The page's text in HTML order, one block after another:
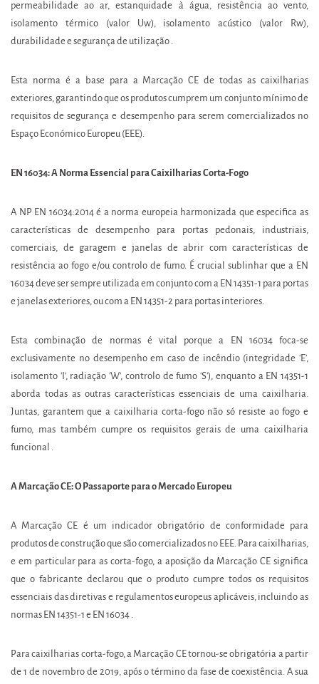
permeabilidade ao ar, estanquidade à água, resistência ao vento,
isolamento térmico (valor Uw), isolamento acústico (valor Rw),
durabilidade e segurança de utilização .
Esta norma é a base para a Marcação CE de todas as caixilharias
exteriores, garantindo que os produtos cumprem um conjunto mínimo de
requisitos de segurança e desempenho para serem comercializados no
Espaço Económico Europeu (EEE).
EN 16034: A Norma Essencial para Caixilharias Corta-Fogo
A NP EN 16034:2014 é a norma europeia harmonizada que especifica as
características de desempenho para portas pedonais, industriais,
comerciais, de garagem e janelas de abrir com características de
resistência ao fogo e/ou controlo de fumo. É crucial sublinhar que a EN
16034 deve ser sempre utilizada em conjunto com a EN 14351-1 para portas
e janelas exteriores, ou com a EN 14351-2 para portas interiores.
Esta combinação de normas é vital porque a EN 16034 foca-se
exclusivamente no desempenho em caso de incêndio (integridade 'E',
isolamento 'I', radiação 'W', controlo de fumo 'S'), enquanto a EN 14351-1
aborda todas as outras características essenciais de uma caixilharia.
Juntas, garantem que a caixilharia corta-fogo não só resiste ao fogo e
fumo, mas também cumpre os requisitos gerais de uma caixilharia
funcional .
A Marcação CE: O Passaporte para o Mercado Europeu
A Marcação CE é um indicador obrigatório de conformidade para
produtos de construção que são comercializados no EEE. Para caixilharias,
e em particular para as corta-fogo, a aposição da Marcação CE significa
que o fabricante declarou que o produto cumpre todos os requisitos
essenciais das diretivas e regulamentos europeus aplicáveis, incluindo as
normas EN 14351-1 e EN 16034 .
Para caixilharias corta-fogo, a Marcação CE tornou-se obrigatória a partir
de 1 de novembro de 2019, após o término da fase de coexistência. A sua